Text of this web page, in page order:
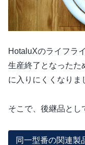
HotaluXのライフラ
生産終了となったた
に入りにくくなりま
そこで、後継品とし
同一型番の関連製